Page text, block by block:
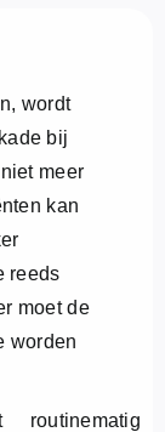
wordt
bij
meer
kan
reeds
moet de
worden